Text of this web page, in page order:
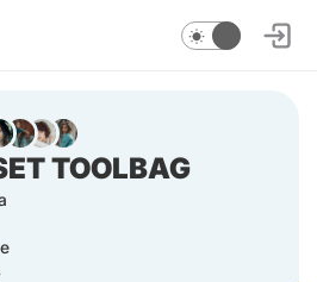
TOOLBAG